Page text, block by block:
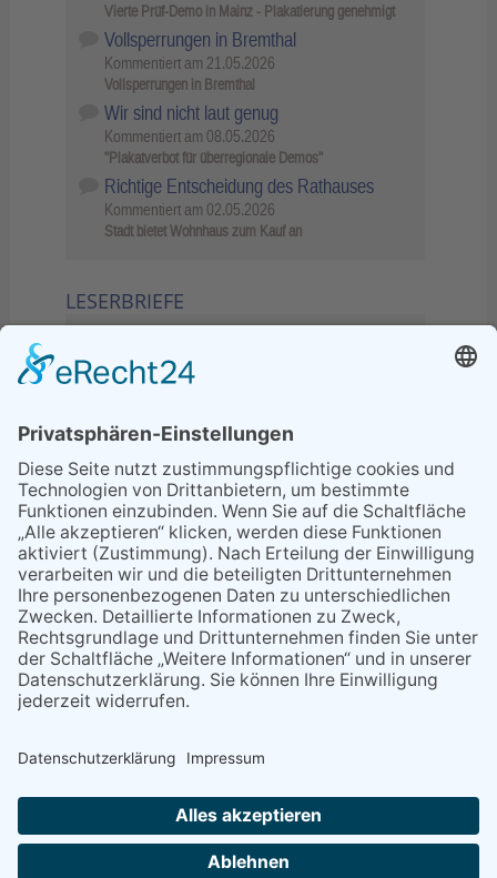
Vierte Prüf-Demo in Mainz - Plakatierung genehmigt
Vollsperrungen in Bremthal
Kommentiert am 21.05.2026
Vollsperrungen in Bremthal
Wir sind nicht laut genug
Kommentiert am 08.05.2026
"Plakatverbot für überregionale Demos"
Richtige Entscheidung des Rathauses
Kommentiert am 02.05.2026
Stadt bietet Wohnhaus zum Kauf an
LESERBRIEFE
Sperrung B455: Kleiner
Grenzverkehr statt weite Wege
21.04.2026
Wenn Bahn-Computer nicht
miteinander kommunizieren
11.03.2026
"Plakatverbot für überregionale
Demos"
04.02.2026
Gelbe Tonne – Ein kleiner Blick
über den Tellerand
04.02.2026
Plastikersparnis durch Nutzung
von Gelber Tonne statt Säcken
NACH OBEN
Alle Rechte vorbehalten - Eppsteiner Zeitung Druck- und Verlags-